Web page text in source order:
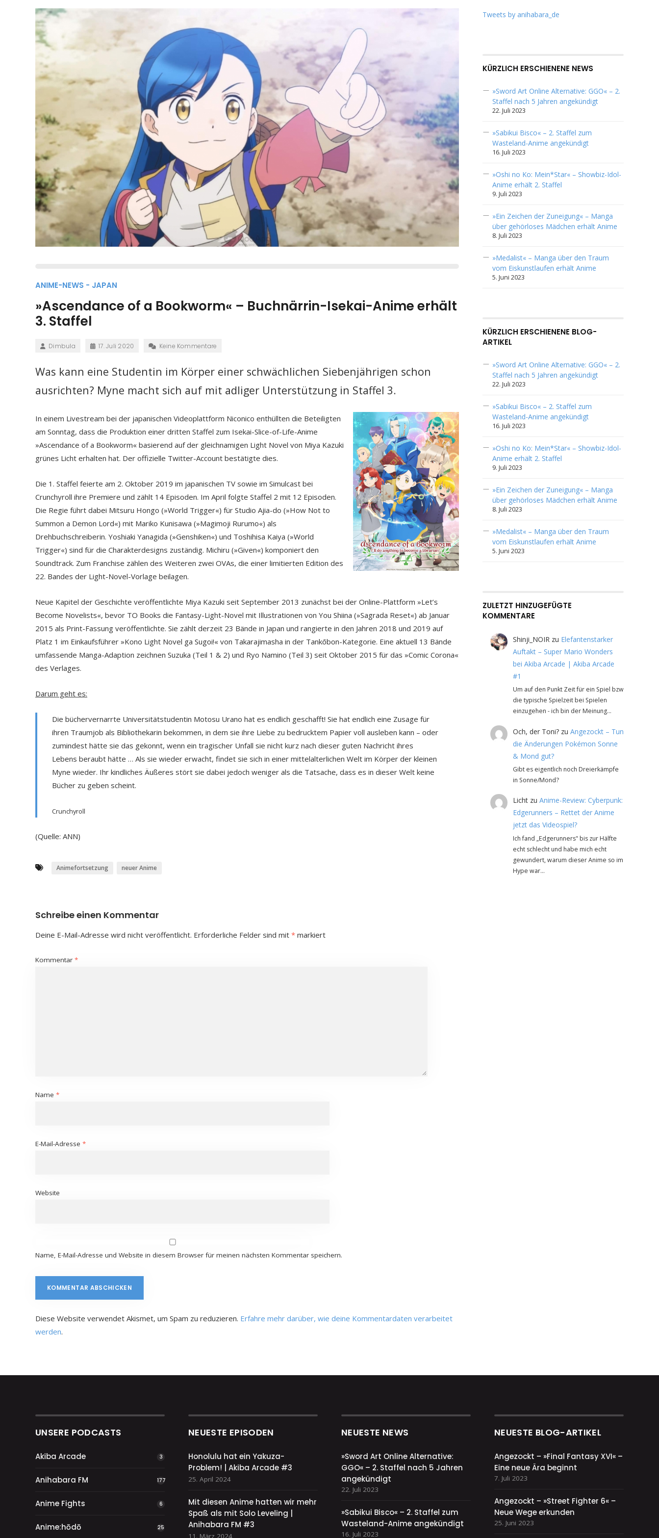
ANIME-NEWS - JAPAN
»Ascendance of a Bookworm« – Buchnärrin-Isekai-Anime erhält
3. Staffel
Dimbula 17. Juli 2020 Keine Kommentare
Was kann eine Studentin im Körper einer schwächlichen Siebenjährigen schon
ausrichten? Myne macht sich auf mit adliger Unterstützung in Staffel 3.
In einem Livestream bei der japanischen Videoplattform Niconico enthüllten die Beteiligten
am Sonntag, dass die Produktion einer dritten Staffel zum Isekai-Slice-of-Life-Anime
»Ascendance of a Bookworm« basierend auf der gleichnamigen Light Novel von Miya Kazuki
grünes Licht erhalten hat. Der offizielle Twitter-Account bestätigte dies.
Die 1. Staffel feierte am 2. Oktober 2019 im japanischen TV sowie im Simulcast bei
Crunchyroll ihre Premiere und zählt 14 Episoden. Im April folgte Staffel 2 mit 12 Episoden.
Die Regie führt dabei Mitsuru Hongo (»World Trigger«) für Studio Ajia-do (»How Not to
Summon a Demon Lord«) mit Mariko Kunisawa (»Magimoji Rurumo«) als
Drehbuchschreiberin. Yoshiaki Yanagida (»Genshiken«) und Toshihisa Kaiya (»World
Trigger«) sind für die Charakterdesigns zuständig. Michiru (»Given«) komponiert den
Soundtrack. Zum Franchise zählen des Weiteren zwei OVAs, die einer limitierten Edition des
22. Bandes der Light-Novel-Vorlage beilagen.
Neue Kapitel der Geschichte veröffentlichte Miya Kazuki seit September 2013 zunächst bei der Online-Plattform »Let’s
Become Novelists«, bevor TO Books die Fantasy-Light-Novel mit Illustrationen von You Shiina (»Sagrada Reset«) ab Januar
2015 als Print-Fassung veröffentlichte. Sie zählt derzeit 23 Bände in Japan und rangierte in den Jahren 2018 und 2019 auf
Platz 1 im Einkaufsführer »Kono Light Novel ga Sugoi!« von Takarajimasha in der Tankōbon-Kategorie. Eine aktuell 13 Bände
umfassende Manga-Adaption zeichnen Suzuka (Teil 1 & 2) und Ryo Namino (Teil 3) seit Oktober 2015 für das »Comic Corona«
des Verlages.
Darum geht es:
Die büchervernarrte Universitätstudentin Motosu Urano hat es endlich geschafft! Sie hat endlich eine Zusage für
ihren Traumjob als Bibliothekarin bekommen, in dem sie ihre Liebe zu bedrucktem Papier voll ausleben kann – oder
zumindest hätte sie das gekonnt, wenn ein tragischer Unfall sie nicht kurz nach dieser guten Nachricht ihres
Lebens beraubt hätte … Als sie wieder erwacht, findet sie sich in einer mittelalterlichen Welt im Körper der kleinen
Myne wieder. Ihr kindliches Äußeres stört sie dabei jedoch weniger als die Tatsache, dass es in dieser Welt keine
Bücher zu geben scheint.
Crunchyroll
(Quelle: ANN)
Animefortsetzung neuer Anime
Schreibe einen Kommentar
Deine E-Mail-Adresse wird nicht veröffentlicht. Erforderliche Felder sind mit * markiert
Kommentar *
Name *
E-Mail-Adresse *
Website
Name, E-Mail-Adresse und Website in diesem Browser für meinen nächsten Kommentar speichern.
Diese Website verwendet Akismet, um Spam zu reduzieren. Erfahre mehr darüber, wie deine Kommentardaten verarbeitet
werden.
Tweets by anihabara_de
KÜRZLICH ERSCHIENENE NEWS
»Sword Art Online Alternative: GGO« – 2.
Staffel nach 5 Jahren angekündigt
22. Juli 2023
»Sabikui Bisco« – 2. Staffel zum
Wasteland-Anime angekündigt
16. Juli 2023
»Oshi no Ko: Mein*Star« – Showbiz-Idol-
Anime erhält 2. Staffel
9. Juli 2023
»Ein Zeichen der Zuneigung« – Manga
über gehörloses Mädchen erhält Anime
8. Juli 2023
»Medalist« – Manga über den Traum
vom Eiskunstlaufen erhält Anime
5. Juni 2023
KÜRZLICH ERSCHIENENE BLOG-
ARTIKEL
»Sword Art Online Alternative: GGO« – 2.
Staffel nach 5 Jahren angekündigt
22. Juli 2023
»Sabikui Bisco« – 2. Staffel zum
Wasteland-Anime angekündigt
16. Juli 2023
»Oshi no Ko: Mein*Star« – Showbiz-Idol-
Anime erhält 2. Staffel
9. Juli 2023
»Ein Zeichen der Zuneigung« – Manga
über gehörloses Mädchen erhält Anime
8. Juli 2023
»Medalist« – Manga über den Traum
vom Eiskunstlaufen erhält Anime
5. Juni 2023
ZULETZT HINZUGEFÜGTE
KOMMENTARE
Shinji_NOIRzu Elefantenstarker
Auftakt – Super Mario Wonders
bei Akiba Arcade | Akiba Arcade
#1
Um auf den Punkt Zeit für ein Spiel bzw
die typische Spielzeit bei Spielen
einzugehen - ich bin der Meinung…
Och, der Toni?zu Angezockt – Tun
die Änderungen Pokémon Sonne
& Mond gut?
Gibt es eigentlich noch Dreierkämpfe
in Sonne/Mond?
Lichtzu Anime-Review: Cyberpunk:
Edgerunners – Rettet der Anime
jetzt das Videospiel?
Ich fand „Edgerunners" bis zur Hälfte
echt schlecht und habe mich echt
gewundert, warum dieser Anime so im
Hype war…
UNSERE PODCASTS
Akiba Arcade 3
Anihabara FM 177
Anime Fights 6
Anime:hōdō 25
NEUESTE EPISODEN
Honolulu hat ein Yakuza-
Problem! | Akiba Arcade #3
25. April 2024
Mit diesen Anime hatten wir mehr
Spaß als mit Solo Leveling |
Anihabara FM #3
11. März 2024
NEUESTE NEWS
»Sword Art Online Alternative:
GGO« – 2. Staffel nach 5 Jahren
angekündigt
22. Juli 2023
»Sabikui Bisco« – 2. Staffel zum
Wasteland-Anime angekündigt
16. Juli 2023
NEUESTE BLOG-ARTIKEL
Angezockt – »Final Fantasy XVI« –
Eine neue Ära beginnt
7. Juli 2023
Angezockt – »Street Fighter 6« –
Neue Wege erkunden
25. Juni 2023